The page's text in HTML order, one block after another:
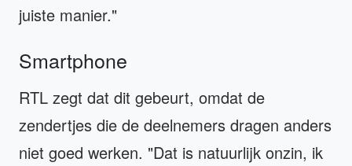
juiste manier."
Smartphone
RTL zegt dat dit gebeurt, omdat de
zendertjes die de deelnemers dragen anders
niet goed werken. "Dat is natuurlijk onzin, ik